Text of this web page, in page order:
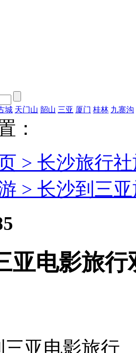
城 天门山 韶山 三亚 厦门 桂林 九寨沟
：
> 长沙旅行
> 长沙到三
亚电影旅